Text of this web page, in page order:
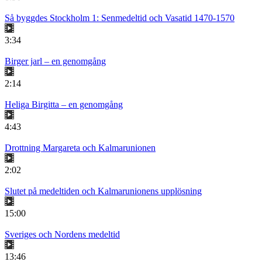
Så byggdes Stockholm 1: Senmedeltid och Vasatid 1470-1570
3:34
Birger jarl – en genomgång
2:14
Heliga Birgitta – en genomgång
4:43
Drottning Margareta och Kalmarunionen
2:02
Slutet på medeltiden och Kalmarunionens upplösning
15:00
Sveriges och Nordens medeltid
13:46